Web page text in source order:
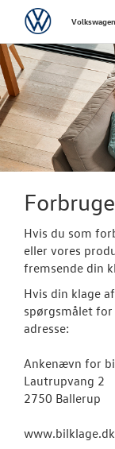
Volkswagen
Hvis du som
eller vores
fremsende din
Hvis din klage
spørgsmålet
adresse:
Ankenævn for
Lautrupvang 2
2750 Ballerup
www.bilklage.dk